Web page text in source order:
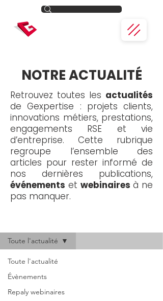
NOTRE ACTUALITÉ
Retrouvez toutes les actualités
de Gexpertise : projets clients,
innovations métiers, prestations,
engagements RSE et vie
d’entreprise. Cette rubrique
regroupe l’ensemble des
articles pour rester informé de
nos dernières publications,
événements et webinaires à ne
pas manquer.
Toute l'actualité
Évènements
Repaly webinaires
Toute l'actualité